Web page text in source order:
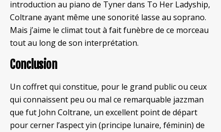
introduction au piano de Tyner dans To Her Ladyship,
Coltrane ayant même une sonorité lasse au soprano.
Mais j’aime le climat tout à fait funèbre de ce morceau
tout au long de son interprétation.
Conclusion
Un coffret qui constitue, pour le grand public ou ceux
qui connaissent peu ou mal ce remarquable jazzman
que fut John Coltrane, un excellent point de départ
pour cerner l’aspect yin (principe lunaire, féminin) de